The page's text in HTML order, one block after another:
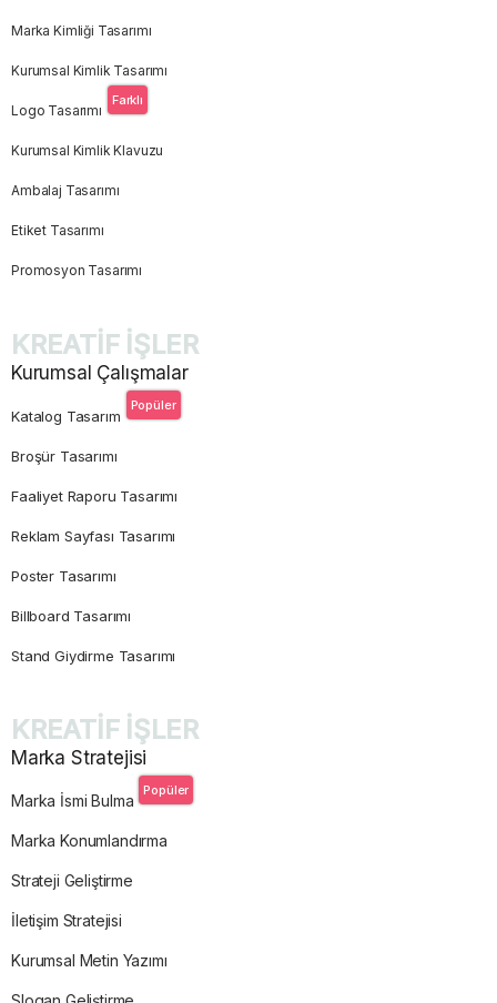
Marka Kimliği Tasarımı
Kurumsal Kimlik Tasarımı
Logo Tasarımı
Farklı
Kurumsal Kimlik Klavuzu
Ambalaj Tasarımı
Etiket Tasarımı
Promosyon Tasarımı
KREATİF İŞLER
Kurumsal Çalışmalar
Katalog Tasarım
Popüler
Broşür Tasarımı
Faaliyet Raporu Tasarımı
Reklam Sayfası Tasarımı
Poster Tasarımı
Billboard Tasarımı
Stand Giydirme Tasarımı
KREATİF İŞLER
Marka Stratejisi
Marka İsmi Bulma
Popüler
Marka Konumlandırma
Strateji Geliştirme
İletişim Stratejisi
Kurumsal Metin Yazımı